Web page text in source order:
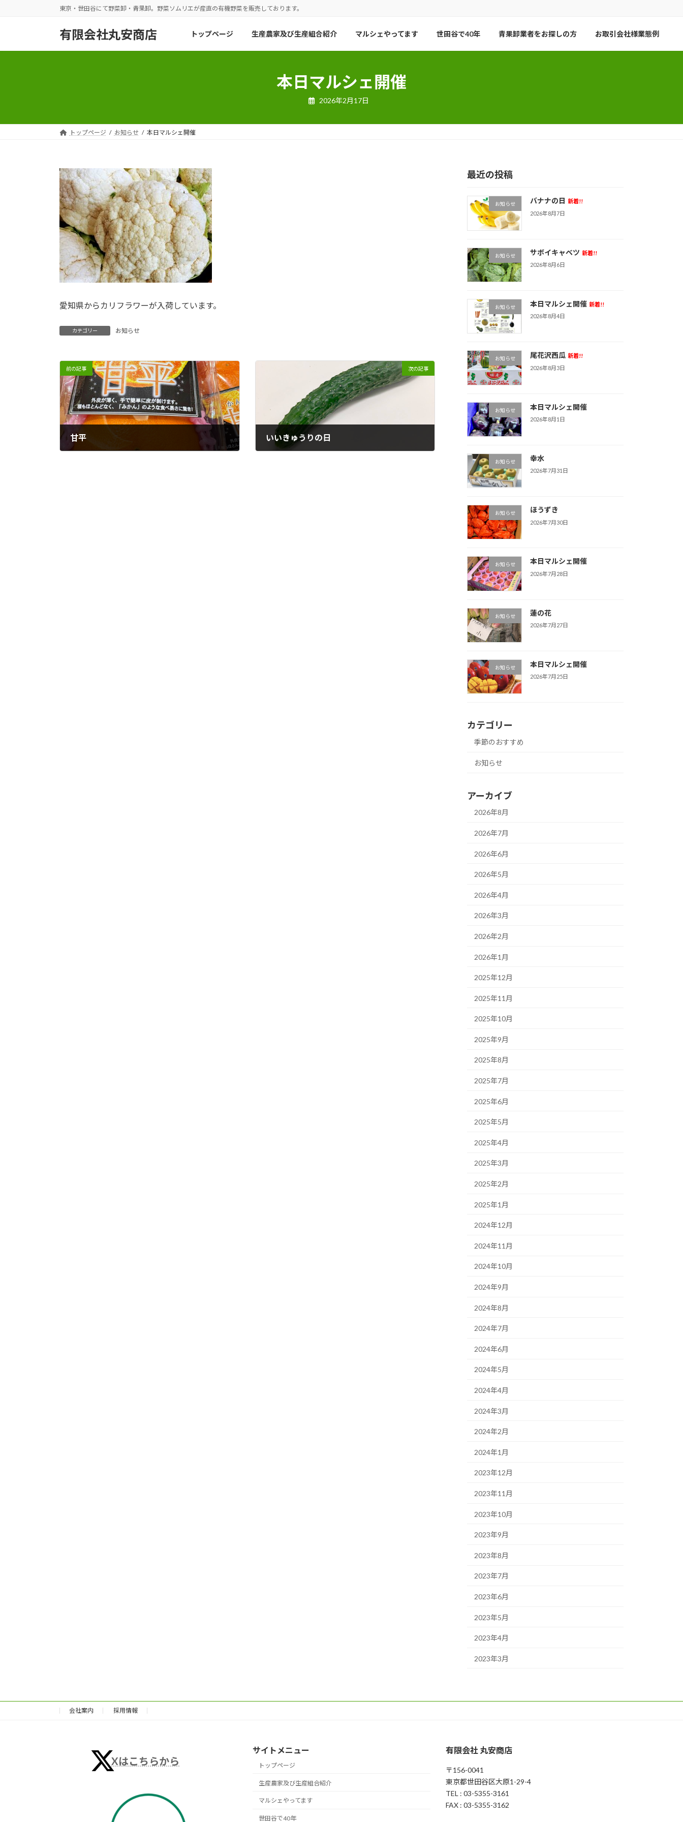
東京・世田谷にて野菜卸・青果卸。野菜ソムリエが産直の有機野菜を販売しております。
有限会社丸安商店 トップページ 生産農家及び生産組合紹介 マルシェやってます 世田谷で40年 青果卸業者をお探しの方 お取引会社様業態例
本日マルシェ開催
2026年2月17日
トップページ お知らせ 本日マルシェ開催
愛知県からカリフラワーが入荷しています。
カテゴリー お知らせ
前の記事
甘平
次の記事
いいきゅうりの日
最近の投稿
お知らせ バナナの日 新着!!
2026年8月7日
お知らせ サボイキャベツ 新着!!
2026年8月6日
お知らせ 本日マルシェ開催 新着!!
2026年8月4日
お知らせ 尾花沢西瓜 新着!!
2026年8月3日
お知らせ 本日マルシェ開催
2026年8月1日
お知らせ 幸水
2026年7月31日
お知らせ ほうずき
2026年7月30日
お知らせ 本日マルシェ開催
2026年7月28日
お知らせ 蓮の花
2026年7月27日
お知らせ 本日マルシェ開催
2026年7月25日
カテゴリー
季節のおすすめ
お知らせ
アーカイブ
2026年8月
2026年7月
2026年6月
2026年5月
2026年4月
2026年3月
2026年2月
2026年1月
2025年12月
2025年11月
2025年10月
2025年9月
2025年8月
2025年7月
2025年6月
2025年5月
2025年4月
2025年3月
2025年2月
2025年1月
2024年12月
2024年11月
2024年10月
2024年9月
2024年8月
2024年7月
2024年6月
2024年5月
2024年4月
2024年3月
2024年2月
2024年1月
2023年12月
2023年11月
2023年10月
2023年9月
2023年8月
2023年7月
2023年6月
2023年5月
2023年4月
2023年3月
会社案内 採用情報
Xはこちらから
サイトメニュー
トップページ
生産農家及び生産組合紹介
マルシェやってます
世田谷で40年
有限会社 丸安商店
〒156-0041
東京都世田谷区大原1-29-4
TEL : 03-5355-3161
FAX : 03-5355-3162